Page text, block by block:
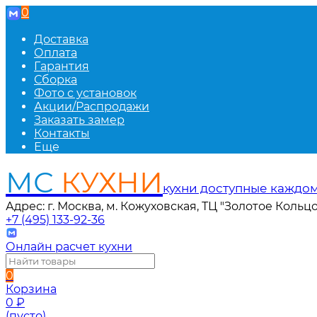
0
Доставка
Оплата
Гарантия
Сборка
Фото с установок
Акции/Распродажи
Заказать замер
Контакты
Еще
МС КУХНИ кухни доступные
Адрес: г. Москва, м. Кожуховская, ТЦ "Золотое
+7 (495) 133-92-36
Онлайн расчет кухни
0
Корзина
0 ₽